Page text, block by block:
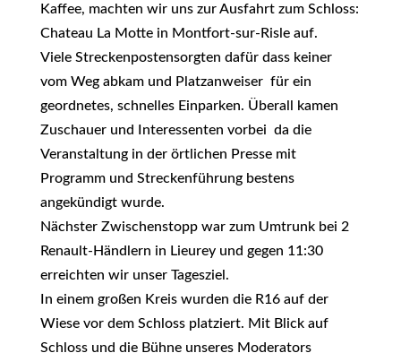
Kaffee, machten wir uns zur Ausfahrt zum Schloss:
Chateau La Motte in Montfort-sur-Risle auf.
Viele Streckenpostensorgten dafür dass keiner
vom Weg abkam und Platzanweiser für ein
geordnetes, schnelles Einparken. Überall kamen
Zuschauer und Interessenten vorbei da die
Veranstaltung in der örtlichen Presse mit
Programm und Streckenführung bestens
angekündigt wurde.
Nächster Zwischenstopp war zum Umtrunk bei 2
Renault-Händlern in Lieurey und gegen 11:30
erreichten wir unser Tagesziel.
In einem großen Kreis wurden die R16 auf der
Wiese vor dem Schloss platziert. Mit Blick auf
Schloss und die Bühne unseres Moderators